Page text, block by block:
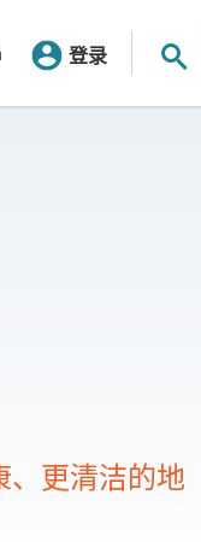
登录 网
、更清洁的地